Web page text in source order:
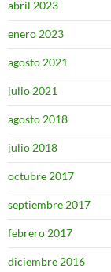
abril 2023
enero 2023
agosto 2021
julio 2021
agosto 2018
julio 2018
octubre 2017
septiembre 2017
febrero 2017
diciembre 2016